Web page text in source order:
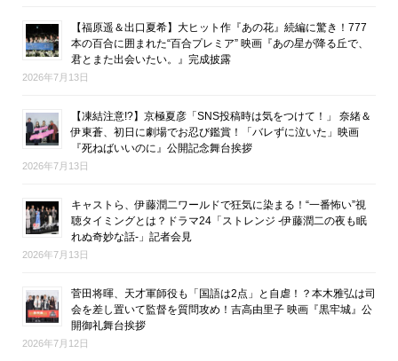
【福原遥＆出口夏希】大ヒット作『あの花』続編に驚き！777
本の百合に囲まれた“百合プレミア” 映画『あの星が降る丘で、
君とまた出会いたい。』完成披露
2026年7月13日
【凍結注意!?】京極夏彦「SNS投稿時は気をつけて！」 奈緒＆
伊東蒼、初日に劇場でお忍び鑑賞！「バレずに泣いた」映画
『死ねばいいのに』公開記念舞台挨拶
2026年7月13日
キャストら、伊藤潤二ワールドで狂気に染まる！“一番怖い”視
聴タイミングとは？ドラマ24「ストレンジ -伊藤潤二の夜も眠
れぬ奇妙な話-」記者会見
2026年7月13日
菅田将暉、天才軍師役も「国語は2点」と自虐！？本木雅弘は司
会を差し置いて監督を質問攻め！吉高由里子 映画『黒牢城』公
開御礼舞台挨拶
2026年7月12日